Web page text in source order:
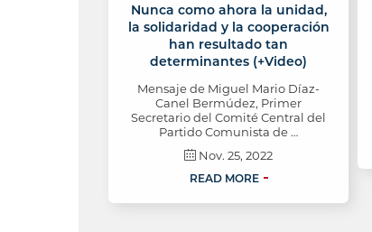
Nunca como ahora la unidad,
la solidaridad y la cooperación
han resultado tan
determinantes (+Video)
Mensaje de Miguel Mario Díaz-
Canel Bermúdez, Primer
Secretario del Comité Central del
Partido Comunista de …
Nov. 25, 2022
READ MORE